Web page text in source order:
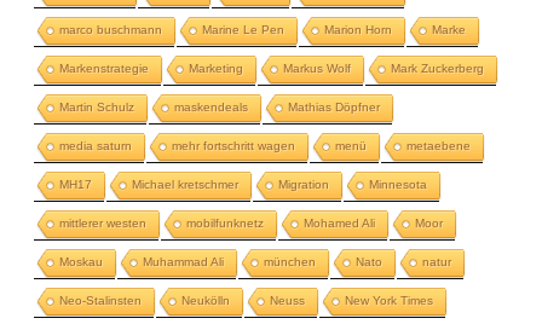
marco buschmann Marine Le Pen Marion Horn Marke
Markenstrategie Marketing Markus Wolf Mark Zuckerberg
Martin Schulz maskendeals Mathias Döpfner
media saturn mehr fortschritt wagen menü metaebene
MH17 Michael kretschmer Migration Minnesota
mittlerer westen mobilfunknetz Mohamed Ali Moor
Moskau Muhammad Ali münchen Nato natur
Neo-Stalinsten Neukölln Neuss New York Times